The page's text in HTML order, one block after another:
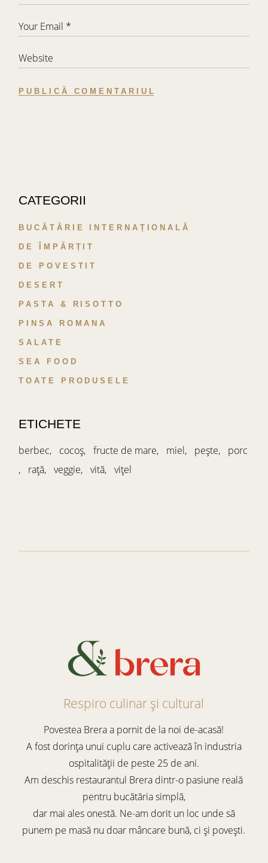
PUBLICĂ COMENTARIUL
CATEGORII
BUCĂTĂRIE INTERNAȚIONALĂ
DE ÎMPĂRȚIT
DE POVESTIT
DESERT
PASTA & RISOTTO
PINSA ROMANA
SALATE
SEA FOOD
TOATE PRODUSELE
ETICHETE
berbec cocoș fructe de mare miel pește
porc
rață
veggie vită vițel
Respiro culinar și cultural
Povestea Brera a pornit de la noi de-acasă!
A fost dorința unui cuplu care activează în industria
ospitalității de peste 25 de ani.
Am deschis restaurantul Brera dintr-o pasiune reală
pentru bucătăria simplă,
dar mai ales onestă. Ne-am dorit un loc unde să
punem pe masă nu doar mâncare bună, ci și povești.